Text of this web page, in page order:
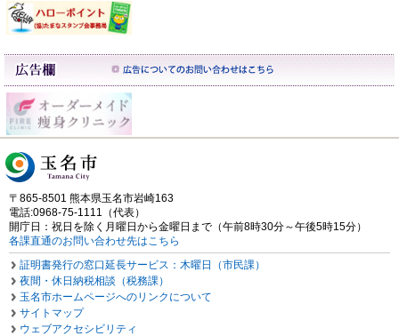
〒865-8501 熊本県玉名市岩崎163
電話:0968-75-1111（代表）
開庁日：祝日を除く月曜日から金曜日まで（午前8時30分～午後5時15分）
各課直通のお問い合わせ先はこちら
証明書発行の窓口延長サービス：木曜日（市民課）
夜間・休日納税相談（税務課）
玉名市ホームページへのリンクについて
サイトマップ
ウェブアクセシビリティ